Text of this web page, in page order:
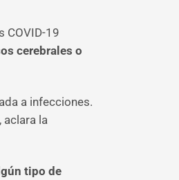
COVID-19
cerebrales o
a infecciones.
aclara la
tipo de